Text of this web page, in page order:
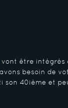
vont être intégrés
besoin de
son 40ième et